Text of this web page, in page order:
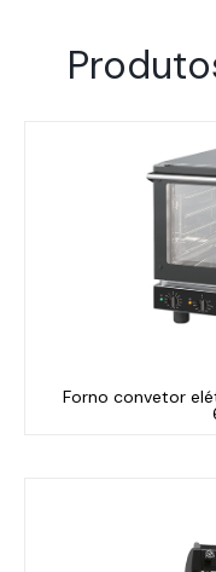
Forno convetor